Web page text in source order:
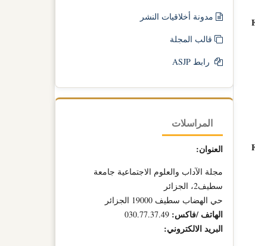
مدونة أخلاقيات النشر
قالب المجلة
رابط ASJP
المراسلات
العنوان:
مجلة الآداب والعلوم الاجتماعية جامعة
سطيف2، الجزائر
حي الهضاب سطيف 19000 الجزائر
الهاتف /فاكس:
البريد الالكتروني: